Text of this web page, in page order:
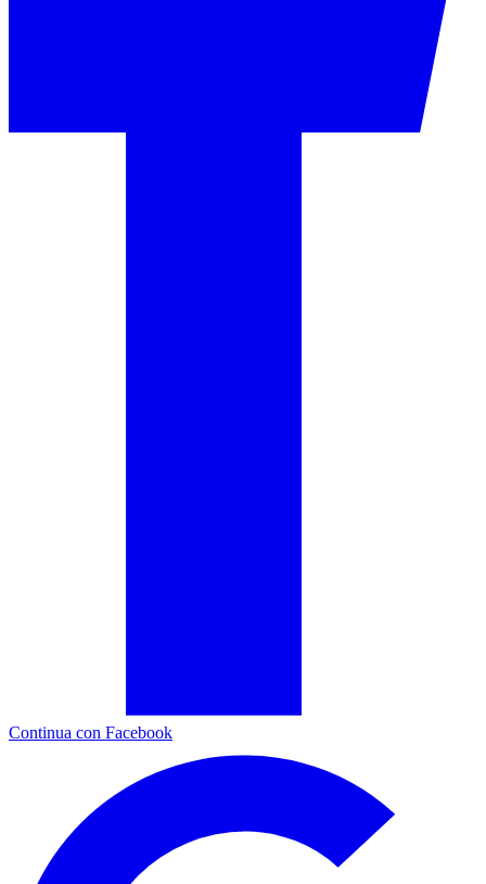
Continua con Facebook